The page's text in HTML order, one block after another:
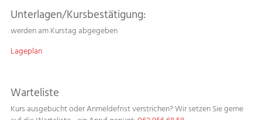
Unterlagen/Kursbestätigung:
werden am Kurstag abgegeben
Lageplan
Warteliste
Kurs ausgebucht oder Anmeldefrist verstrichen? Wir setzen Sie gerne